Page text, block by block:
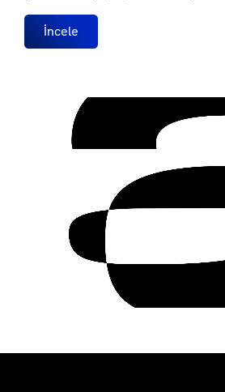
İncele